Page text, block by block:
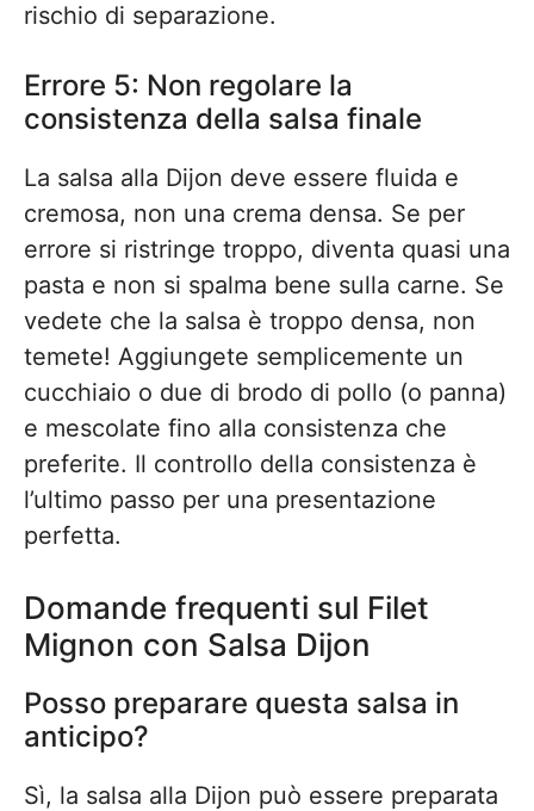
rischio di separazione.
Errore 5: Non regolare la
consistenza della salsa finale
La salsa alla Dijon deve essere fluida e
cremosa, non una crema densa. Se per
errore si ristringe troppo, diventa quasi una
pasta e non si spalma bene sulla carne. Se
vedete che la salsa è troppo densa, non
temete! Aggiungete semplicemente un
cucchiaio o due di brodo di pollo (o panna)
e mescolate fino alla consistenza che
preferite. Il controllo della consistenza è
l’ultimo passo per una presentazione
perfetta.
Domande frequenti sul Filet
Mignon con Salsa Dijon
Posso preparare questa salsa in
anticipo?
Sì, la salsa alla Dijon può essere preparata